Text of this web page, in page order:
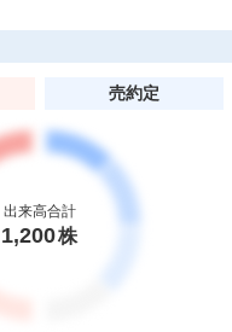
売約定
出来高合計
1,200株